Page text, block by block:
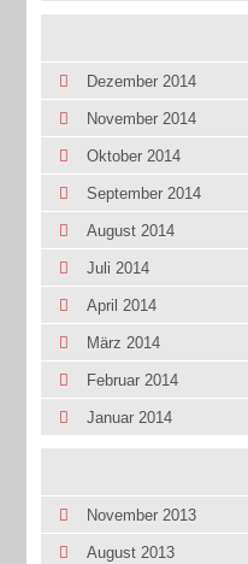
Dezember 2014
November 2014
Oktober 2014
September 2014
August 2014
Juli 2014
April 2014
März 2014
Februar 2014
Januar 2014
November 2013
August 2013